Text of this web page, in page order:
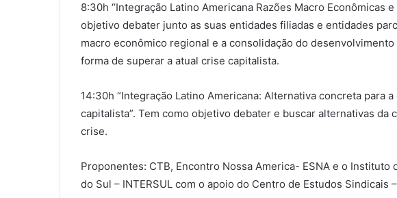
8:30h “Integração Latino Americana Razões Macro Econômicas
objetivo debater junto as suas entidades filiadas e entidades
macro econômico regional e a consolidação do
forma de superar a atual crise capitalista.
14:30h “Integração Latino Americana: Alternativa concreta para
capitalista”. Tem como objetivo debater e buscar alternativas da
crise.
Proponentes: CTB, Encontro Nossa America- ESNA e o Instituto
do Sul – INTERSUL com o apoio do Centro de Estudos Sindicais